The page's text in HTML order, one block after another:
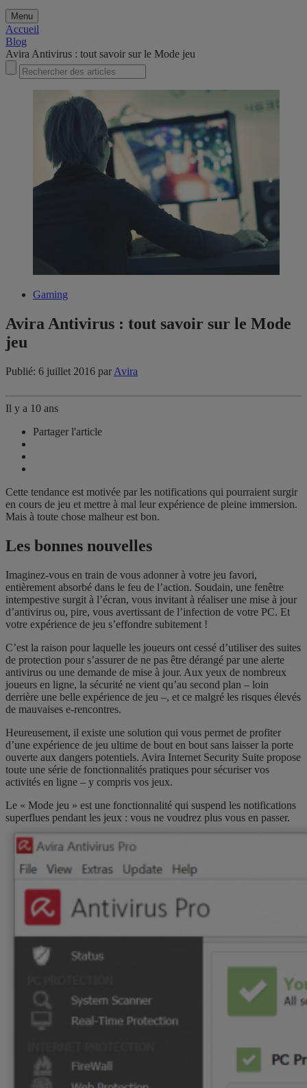
Menu
Accueil
Blog
Avira Antivirus : tout savoir sur le Mode jeu
Gaming
Avira Antivirus : tout savoir sur le Mode
jeu
Publié: 6 juillet 2016 par Avira
Il y a 10 ans
Partager l'article
Cette tendance est motivée par les notifications qui pourraient surgir
en cours de jeu et mettre à mal leur expérience de pleine immersion.
Mais à toute chose malheur est bon.
Les bonnes nouvelles
Imaginez-vous en train de vous adonner à votre jeu favori,
entièrement absorbé dans le feu de l’action. Soudain, une fenêtre
intempestive surgit à l’écran, vous invitant à réaliser une mise à jour
d’antivirus ou, pire, vous avertissant de l’infection de votre PC. Et
votre expérience de jeu s’effondre subitement !
C’est la raison pour laquelle les joueurs ont cessé d’utiliser des suites
de protection pour s’assurer de ne pas être dérangé par une alerte
antivirus ou une demande de mise à jour. Aux yeux de nombreux
joueurs en ligne, la sécurité ne vient qu’au second plan – loin
derrière une belle expérience de jeu –, et ce malgré les risques élevés
de mauvaises e-rencontres.
Heureusement, il existe une solution qui vous permet de profiter
d’une expérience de jeu ultime de bout en bout sans laisser la porte
ouverte aux dangers potentiels. Avira Internet Security Suite propose
toute une série de fonctionnalités pratiques pour sécuriser vos
activités en ligne – y compris vos jeux.
Le « Mode jeu » est une fonctionnalité qui suspend les notifications
superflues pendant les jeux : vous ne voudrez plus vous en passer.